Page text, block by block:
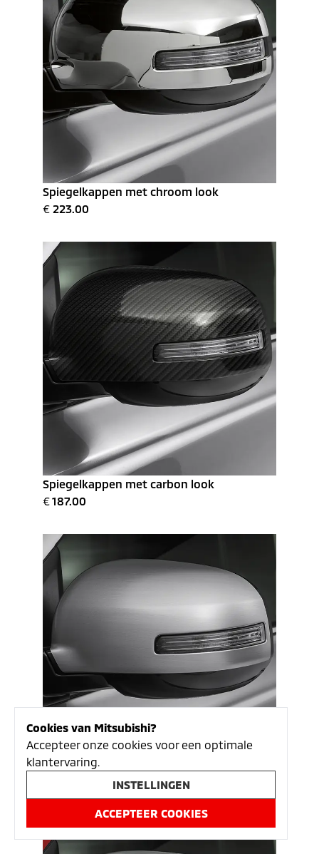
Cookies van Mitsubishi?
Accepteer onze cookies voor een optimale
klantervaring.
INSTELLINGEN
ACCEPTEER COOKIES
Spiegelkappen met chroom look
€ 223.00
Spiegelkappen met carbon look
€187.00
Spiegelkappen mat aluminium look